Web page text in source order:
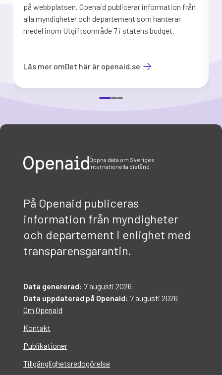
på webbplatsen. Openaid publicerar information från
alla myndigheter och departement som hanterar
medel inom Utgiftsområde 7 i statens budget.
Läs mer omDet här är openaid.se
Öppna data om Sveriges
internationella bistånd
På Openaid publiceras
information från myndigheter
och departement i enlighet med
transparensgarantin.
Data genererad: 7 augusti 2026
Data uppdaterad på Openaid: 7 augusti 2026
Om Openaid
Kontakt
Publikationer
Tillgänglighetsredogörelse